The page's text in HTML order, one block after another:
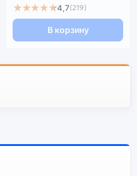
★★★★★4,7(219)
В корзину